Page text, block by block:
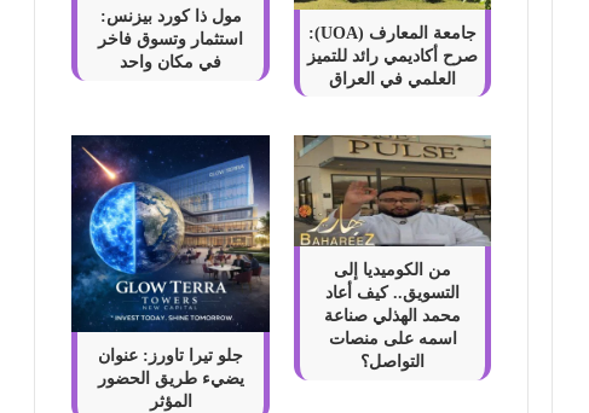
جامعة المعارف (UOA):
صرح أكاديمي رائد للتميز
العلمي في العراق
مول ذا كورد بيزنس:
استثمار وتسوق فاخر
في مكان واحد
من الكوميديا إلى
التسويق.. كيف أعاد
محمد الهذلي صناعة
اسمه على منصات
التواصل؟
جلو تيرا تاورز: عنوان
يضيء طريق الحضور
المؤثر